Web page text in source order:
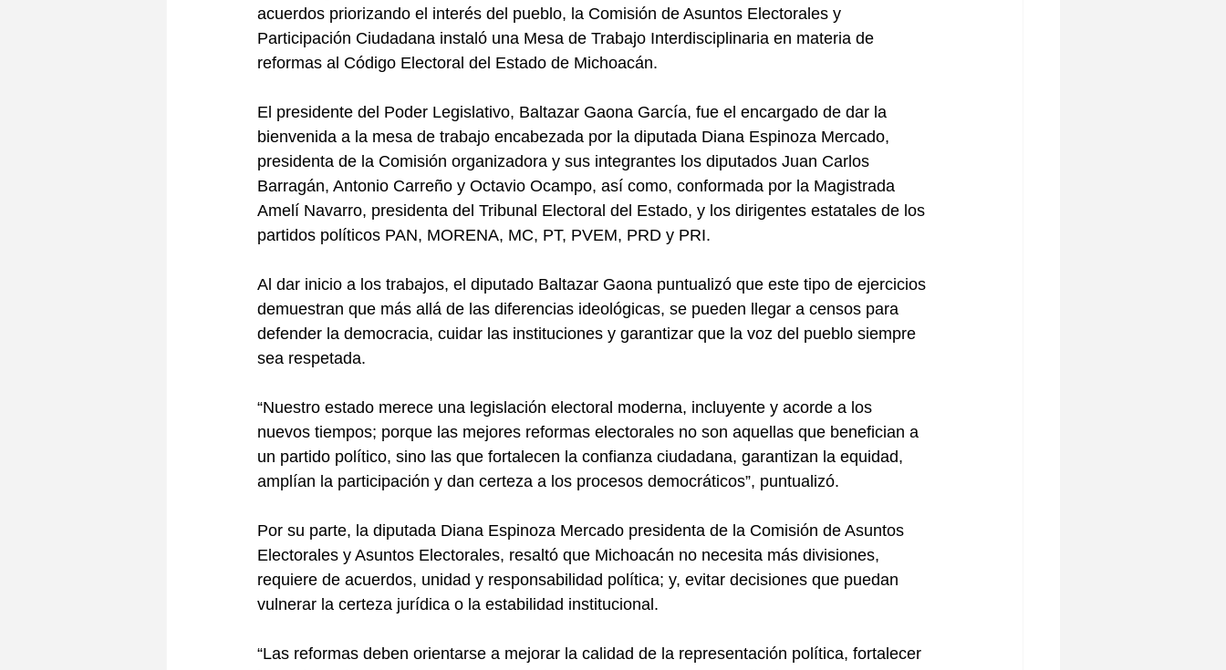
acuerdos priorizando el interés del pueblo, la Comisión de Asuntos Electorales y
Participación Ciudadana instaló una Mesa de Trabajo Interdisciplinaria en materia de
reformas al Código Electoral del Estado de Michoacán.
El presidente del Poder Legislativo, Baltazar Gaona García, fue el encargado de dar la
bienvenida a la mesa de trabajo encabezada por la diputada Diana Espinoza Mercado,
presidenta de la Comisión organizadora y sus integrantes los diputados Juan Carlos
Barragán, Antonio Carreño y Octavio Ocampo, así como, conformada por la Magistrada
Amelí Navarro, presidenta del Tribunal Electoral del Estado, y los dirigentes estatales de los
partidos políticos PAN, MORENA, MC, PT, PVEM, PRD y PRI.
Al dar inicio a los trabajos, el diputado Baltazar Gaona puntualizó que este tipo de ejercicios
demuestran que más allá de las diferencias ideológicas, se pueden llegar a censos para
defender la democracia, cuidar las instituciones y garantizar que la voz del pueblo siempre
sea respetada.
“Nuestro estado merece una legislación electoral moderna, incluyente y acorde a los
nuevos tiempos; porque las mejores reformas electorales no son aquellas que benefician a
un partido político, sino las que fortalecen la confianza ciudadana, garantizan la equidad,
amplían la participación y dan certeza a los procesos democráticos”, puntualizó.
Por su parte, la diputada Diana Espinoza Mercado presidenta de la Comisión de Asuntos
Electorales y Asuntos Electorales, resaltó que Michoacán no necesita más divisiones,
requiere de acuerdos, unidad y responsabilidad política; y, evitar decisiones que puedan
vulnerar la certeza jurídica o la estabilidad institucional.
“Las reformas deben orientarse a mejorar la calidad de la representación política, fortalecer